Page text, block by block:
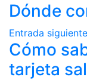
Dónde
Entrada siguiente
Cómo
tarjeta